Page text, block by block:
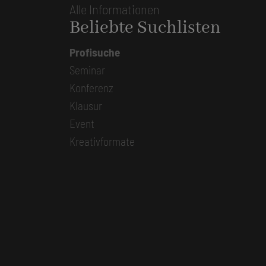
Alle Informationen
Beliebte Suchlisten
Profisuche
Seminar
Konferenz
Klausur
Event
Kreativformate